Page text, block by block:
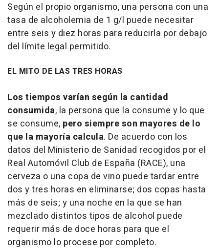
Según el propio organismo, una persona con una
tasa de alcoholemia de 1 g/l puede necesitar
entre seis y diez horas para reducirla por debajo
del límite legal permitido.
EL MITO DE LAS TRES HORAS
Los tiempos varían según la cantidad
consumida, la persona que la consume y lo que
se consume, pero siempre son mayores de lo
que la mayoría calcula. De acuerdo con los
datos del Ministerio de Sanidad recogidos por el
Real Automóvil Club de España (RACE), una
cerveza o una copa de vino puede tardar entre
dos y tres horas en eliminarse; dos copas hasta
más de seis; y una noche en la que se han
mezclado distintos tipos de alcohol puede
requerir más de doce horas para que el
organismo lo procese por completo.